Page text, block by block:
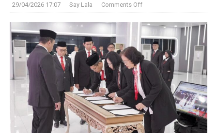
29/04/2026 17:07 Say Lala Comments Off